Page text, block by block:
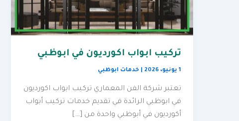
تركيب ابواب اكورديون في ابوظبي
1 يونيو، 2026 خدمات ابوظبي
تعتبر شركة الفن المعماري تركيب ابواب اكورديون
في ابوظبي الرائدة في تقديم خدمات تركيب أبواب
أكورديون في أبوظبي واحدة من […]